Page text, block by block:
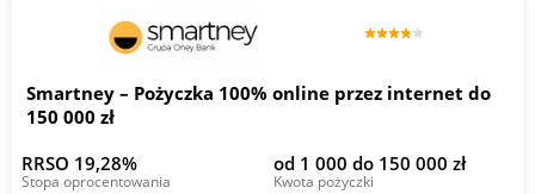
Smartney – Pożyczka 100% online przez internet do
150 000 zł
RRSO 19,28%
Stopa oprocentowania
od 1 000 do 150 000 zł
Kwota pożyczki